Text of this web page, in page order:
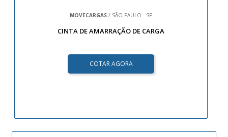
MOVECARGAS / SÃO PAULO - SP
CINTA DE AMARRAÇÃO DE CARGA
COTAR AGORA